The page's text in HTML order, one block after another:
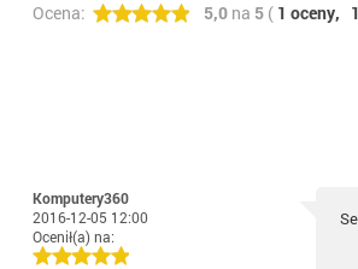
Ocena: 5,0na 5( 1 oceny,
Komputery360
2016-12-05 12:00
Ocenił(a) na: